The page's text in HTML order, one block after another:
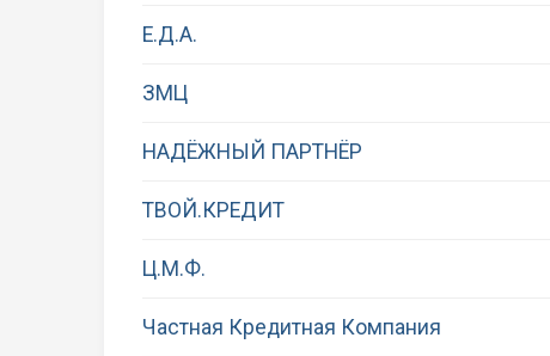
Е.Д.А.
ЗМЦ
НАДЁЖНЫЙ ПАРТНЁР
ТВОЙ.КРЕДИТ
Ц.М.Ф.
Частная Кредитная Компания